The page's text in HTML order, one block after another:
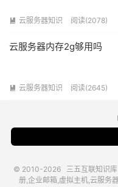
 云服务器知识 阅读(2078)
云服务器内存2g够用吗
 云服务器知识 阅读(2645)
© 2010-2026 三五互联知识库
册,企业邮箱,虚拟主机,云服务